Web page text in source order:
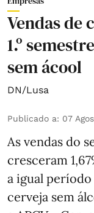
Vendas de
1.º
sem ácool
DN/Lusa
Publicado a: 07
As vendas do
cresceram
a igual
cerveja sem